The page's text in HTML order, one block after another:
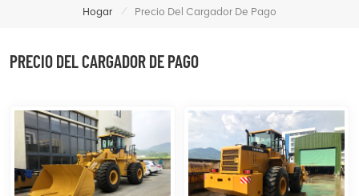
Hogar / Precio Del Cargador De Pago
PRECIO DEL CARGADOR DE PAGO